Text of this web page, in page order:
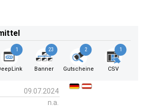
1 23
Banner
2
Gutscheine
1
CSV
09.07.2024
n.a.